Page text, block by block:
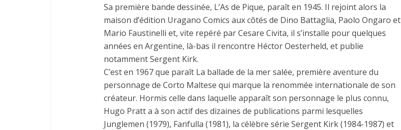
Sa première bande dessinée, L’As de Pique, paraît en 1945. Il rejoint alors la
maison d’édition Uragano Comics aux côtés de Dino Battaglia, Paolo Ongaro et
Mario Faustinelli et, vite repéré par Cesare Civita, il s’installe pour quelques
années en Argentine, là-bas il rencontre Héctor Oesterheld, et publie
notamment Sergent Kirk.
C’est en 1967 que paraît La ballade de la mer salée, première aventure du
personnage de Corto Maltese qui marque la renommée internationale de son
créateur. Hormis celle dans laquelle apparaît son personnage le plus connu,
Hugo Pratt a à son actif des dizaines de publications parmi lesquelles
Junglemen (1979), Fanfulla (1981), la célèbre série Sergent Kirk (1984-1987) et